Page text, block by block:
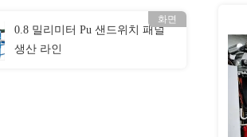
화면
0.8 밀리미터 Pu 샌드위치 패널
생산 라인